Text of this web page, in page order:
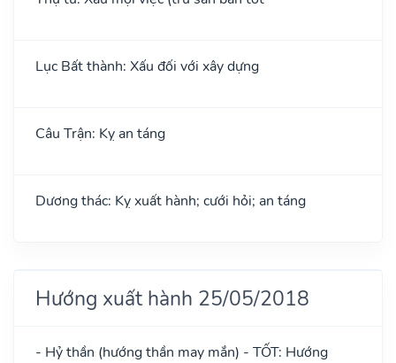
Lục Bất thành: Xấu đối với xây dựng
Câu Trận: Kỵ an táng
Dương thác: Kỵ xuất hành; cưới hỏi; an táng
Hướng xuất hành 25/05/2018
- Hỷ thần (hướng thần may mắn) - TỐT: Hướng